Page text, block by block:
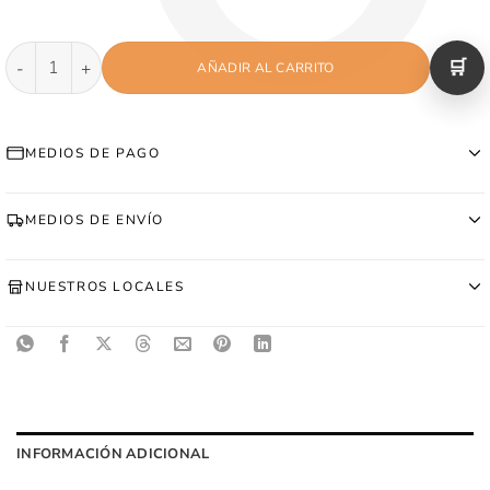
Canguro Bordado - Bobby Brown cantidad
AÑADIR AL CARRITO
MEDIOS DE PAGO
MEDIOS DE ENVÍO
NUESTROS LOCALES
INFORMACIÓN ADICIONAL